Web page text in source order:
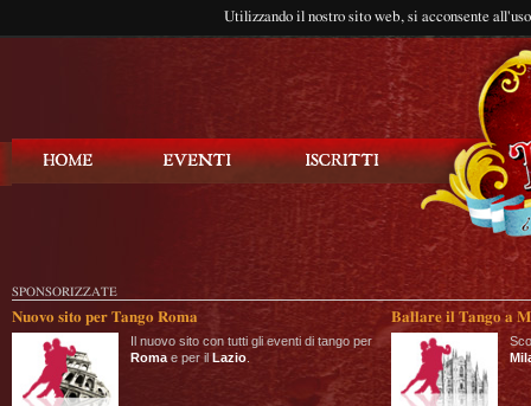
Utilizzando il nostro sito web, si acconsente
SPONSORIZZATE
Nuovo sito per Tango Roma
Il nuovo sito con tutti gli eventi di tango per
Roma e per il Lazio
Ballare il Tango a